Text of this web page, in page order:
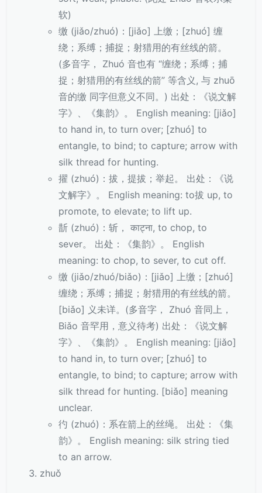
软)
缴 (jiǎo/zhuó)：[jiǎo] 上缴；[zhuó] 缠
绕；系缚；捕捉；射猎用的有丝线的箭。
(多音字， Zhuó 音也有 “缠绕；系缚；捕
捉；射猎用的有丝线的箭” 等含义, 与 zhuō
音的缴 同字但意义不同。) 出处：《说文解
字》、《集韵》。 English meaning: [jiǎo]
to hand in, to turn over; [zhuó] to
entangle, to bind; to capture; arrow with
silk thread for hunting.
擢 (zhuó)：拔，提拔；举起。 出处：《说
文解字》。 English meaning: to拔 up, to
promote, to elevate; to lift up.
斮 (zhuó)：斩， काट्ना, to chop, to
sever。 出处：《集韵》。 English
meaning: to chop, to sever, to cut off.
缴 (jiǎo/zhuó/biǎo)：[jiǎo] 上缴；[zhuó]
缠绕；系缚；捕捉；射猎用的有丝线的箭。
[biǎo] 义未详。(多音字， Zhuó 音同上，
Biǎo 音罕用，意义待考) 出处：《说文解
字》、《集韵》。 English meaning: [jiǎo]
to hand in, to turn over; [zhuó] to
entangle, to bind; to capture; arrow with
silk thread for hunting. [biǎo] meaning
unclear.
彴 (zhuó)：系在箭上的丝绳。 出处：《集
韵》。 English meaning: silk string tied
to an arrow.
zhuǒ